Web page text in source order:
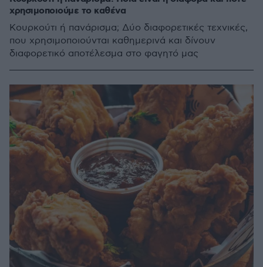
χρησιμοποιούμε το καθένα
Kουρκούτι ή πανάρισμα; Δύο διαφορετικές τεχνικές,
που χρησιμοποιούνται καθημερινά και δίνουν
διαφορετικό αποτέλεσμα στο φαγητό μας